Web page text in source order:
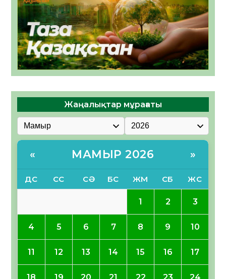
Жаңалықтар мұрағаты
« МАМЫР 2026 »
ДС СС СӘ БС ЖМ СБ ЖС
1 2 3
4 5 6 7 8 9 10
11 12 13 14 15 16 17